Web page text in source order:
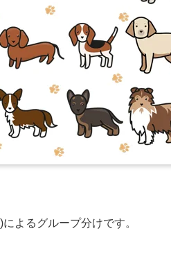
よるグループ分けです。